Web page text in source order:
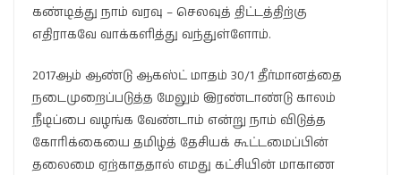
கண்டித்து நாம் வரவு – செலவுத் திட்டத்திற்கு
எதிராகவே வாக்களித்து வந்துள்ளோம்.
2017ஆம் ஆண்டு ஆகஸ்ட் மாதம் 30/1 தீர்மானத்தை
நடைமுறைப்படுத்த மேலும் இரண்டாண்டு காலம்
நீடிப்பை வழங்க வேண்டாம் என்று நாம் விடுத்த
கோரிக்கையை தமிழ்த் தேசியக் கூட்டமைப்பின்
தலைமை ஏற்காததால் எமது கட்சியின் மாகாண